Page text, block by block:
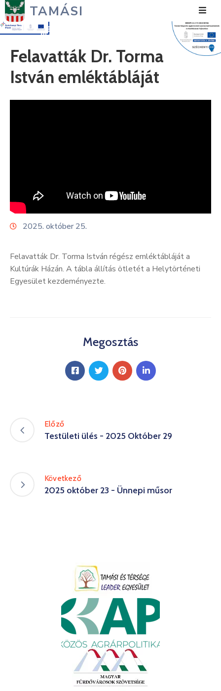
TAMÁSI
Fejlesztések
Média
Keresés
Felavatták Dr. Torma
István emléktábláját
2025. október 25.
Felavatták Dr. Torma István régész emléktábláját a
Kultúrák Házán. A tábla állítás ötletét a Helytörténeti
Egyesület kezdeményezte.
Megosztás
Előző
Testületi ülés - 2025 Október 29
Következő
2025 október 23 - Ünnepi műsor